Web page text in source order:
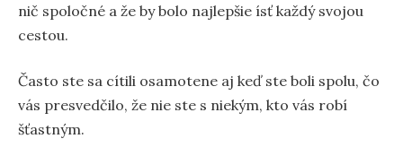
nič spoločné a že by bolo najlepšie ísť každý svojou
cestou.
Často ste sa cítili osamotene aj keď ste boli spolu, čo
vás presvedčilo, že nie ste s niekým, kto vás robí
šťastným.